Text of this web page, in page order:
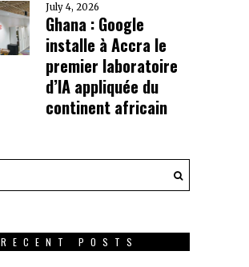
July 4, 2026
Ghana : Google
installe à Accra le
premier laboratoire
d’IA appliquée du
continent africain
RECENT POSTS